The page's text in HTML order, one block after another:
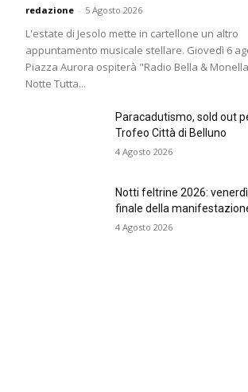
redazione - 5 Agosto 2026
L'estate di Jesolo mette in cartellone un altro
appuntamento musicale stellare. Giovedì 6
Piazza Aurora ospiterà "Radio Bella &
Notte Tutta...
Paracadutismo, sold out
Trofeo Città di Belluno
4 Agosto 2026
Notti feltrine 2026:
finale della
4 Agosto 2026